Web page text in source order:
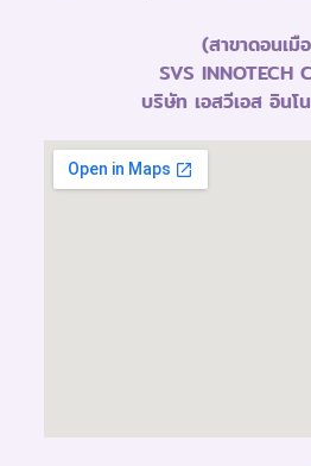
(สาขาดอนเมื
SVS INNOTECH
บริษัท เอสวีเอส อินโ